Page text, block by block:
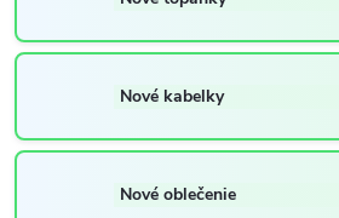
Nové kabelky
Nové oblečenie